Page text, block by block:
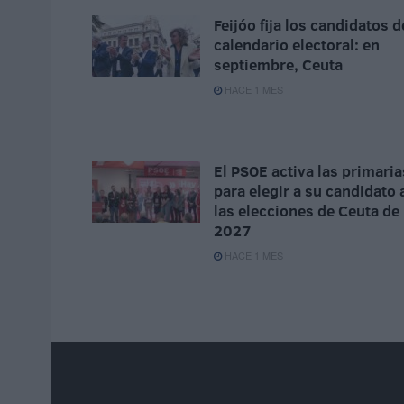
Feijóo fija los candidatos
calendario electoral: en
septiembre, Ceuta
HACE 1 MES
El PSOE activa las
para elegir a su candidato
las elecciones de Ceuta de
2027
HACE 1 MES